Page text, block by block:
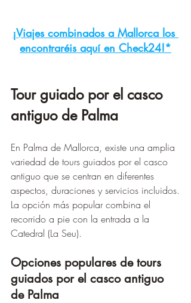
¡Viajes combinados a Mallorca los
encontraréis aquí en Check24!*
Tour guiado por el casco
antiguo de Palma
En Palma de Mallorca, existe una amplia
variedad de tours guiados por el casco
antiguo que se centran en diferentes
aspectos, duraciones y servicios incluidos.
La opción más popular combina el
recorrido a pie con la entrada a la
Catedral (La Seu).
Opciones populares de tours
guiados por el casco antiguo
de Palma